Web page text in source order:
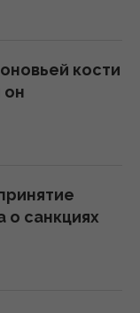
кости
он
санкциях